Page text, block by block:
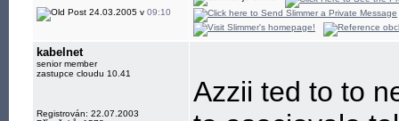
24.03.2005 v 09:10
kabelnet
senior member
zastupce cloudu 10.41
Registrován: 22.07.2003
Azzii ted to to